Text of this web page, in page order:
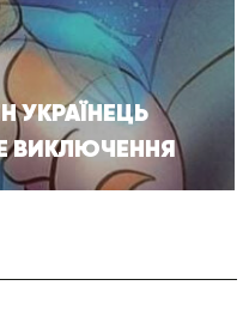
УКРАЇНЕЦЬ
ВИКЛЮЧЕННЯ